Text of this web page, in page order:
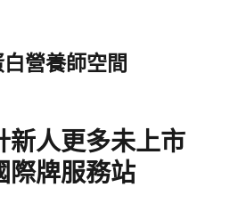
營養師空間
新人更多未上市
際牌服務站